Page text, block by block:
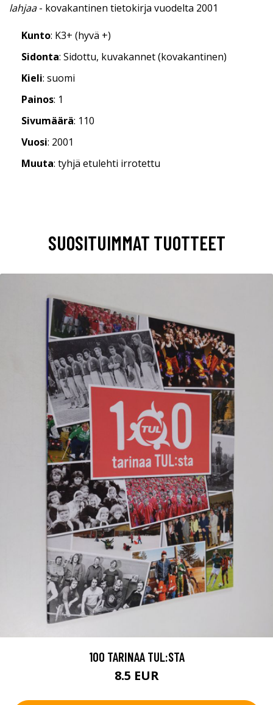
lahjaa- kovakantinen tietokirja vuodelta 2001
Kunto: K3+ (hyvä +)
Sidonta: Sidottu, kuvakannet (kovakantinen)
Kieli: suomi
Painos: 1
Sivumäärä: 110
Vuosi: 2001
Muuta: tyhjä etulehti irrotettu
SUOSITUIMMAT TUOTTEET
100 TARINAA TUL:STA
8.5 EUR